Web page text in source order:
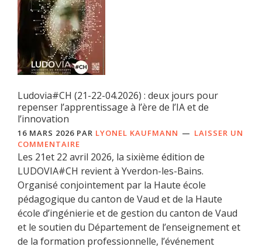
Ludovia#CH (21-22-04.2026) : deux jours pour
repenser l’apprentissage à l’ère de l’IA et de
l’innovation
16 MARS 2026 PAR LYONEL KAUFMANN
LAISSER UN
COMMENTAIRE
Les 21et 22 avril 2026, la sixième édition de
LUDOVIA#CH revient à Yverdon-les-Bains.
Organisé conjointement par la Haute école
pédagogique du canton de Vaud et de la Haute
école d’ingénierie et de gestion du canton de Vaud
et le soutien du Département de l’enseignement et
de la formation professionnelle, l’événement